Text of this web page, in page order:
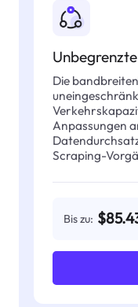
Die
Anpassungen
Scraping-
Bis zu: